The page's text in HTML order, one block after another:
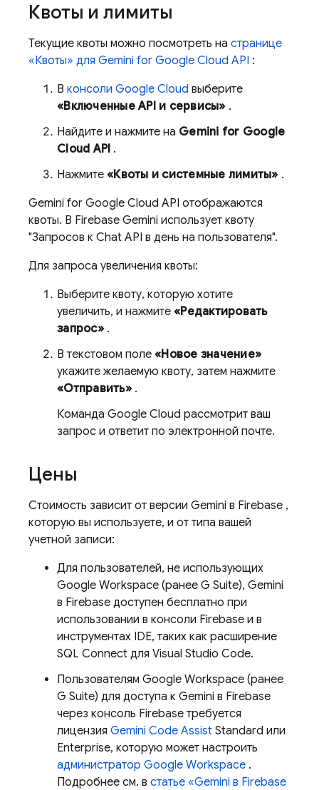
Квоты и лимиты
Текущие квоты можно посмотреть на странице
«Квоты» для Gemini for Google Cloud API :
В консоли Google Cloud выберите
«Включенные API и сервисы» .
Найдите и нажмите на Gemini for Google
Cloud API .
Нажмите «Квоты и системные лимиты» .
Gemini for Google Cloud API отображаются
квоты. В Firebase Gemini использует квоту
"Запросов к Chat API в день на пользователя".
Для запроса увеличения квоты:
Выберите квоту, которую хотите
увеличить, и нажмите «Редактировать
запрос».
В текстовом поле «Новое значение»
укажите желаемую квоту, затем нажмите
«Отправить».
Команда Google Cloud рассмотрит ваш
запрос и ответит по электронной почте.
Цены
Стоимость зависит от версии Gemini в Firebase ,
которую вы используете, и от типа вашей
учетной записи:
Для пользователей, не использующих
Google Workspace (ранее G Suite), Gemini
в Firebase доступен бесплатно при
использовании в консоли Firebase и в
инструментах IDE, таких как расширение
SQL Connect для Visual Studio Code.
Пользователям Google Workspace (ранее
G Suite) для доступа к Gemini в Firebase
через консоль Firebase требуется
лицензия Gemini Code Assist Standard или
Enterprise, которую может настроить
администратор Google Workspace .
Подробнее см. в статье «Gemini в Firebase